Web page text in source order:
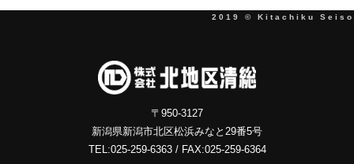
2019 © Kitachiku Seiso
〒950-3127
新潟県新潟市北区松浜みなと29番5号
TEL:025-259-6363 / FAX:025-259-6364